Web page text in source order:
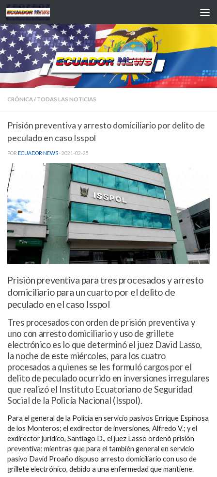
Saltar al contenido
CRÓNICA/ TODAS LAS NOTICIAS
Prisión preventiva y arresto domiciliario por delito de
peculado en caso Isspol
POR ECUADOR NEWS · 2021-02-25
Prisión preventiva para tres procesados y arresto
domiciliario para un cuarto por el delito de
peculado en el caso Isspol
Tres procesados con orden de prisión preventiva y
uno con arresto domiciliario y uso de grillete
electrónico es lo que determinó el juez David Lasso,
la noche de este miércoles, para los cuatro
procesados a quienes se les formuló cargos por el
delito de peculado ocurrido en inversiones irregulares
que realizó el Instituto Ecuatoriano de Seguridad
Social de la Policía Nacional (Isspol).
Para el general de la Policía en servicio pasivos Enrique Espinosa
de los Monteros; el exdirector de inversiones, Alfredo V.; y el
exdirector jurídico, Santiago D., el juez Lasso ordenó prisión
preventiva; mientras que para el también general en servicio
pasivo David Proaño dispuso arresto domiciliario con uso de
grillete electrónico, debido a una enfermedad que mantiene.